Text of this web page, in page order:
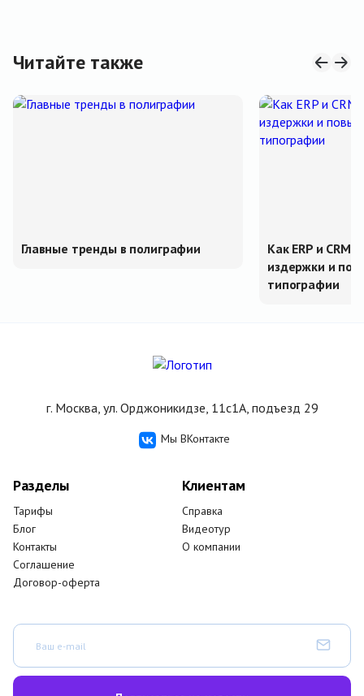
Читайте также
Главные тренды в полиграфии
Как ERP и CRM
издержки и
типографии
г. Москва, ул. Орджоникидзе, 11с1А, подъезд 29
Мы ВКонтакте
Разделы
Тарифы
Блог
Контакты
Соглашение
Договор-оферта
Клиентам
Справка
Видеотур
О компании